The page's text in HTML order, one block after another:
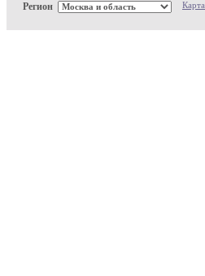
Регион Карта